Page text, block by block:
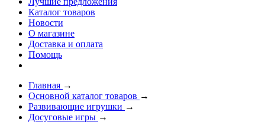
Каталог товаров
Новости
О магазине
Доставка и оплата
Помощь
Главная →
Основной каталог товаров →
Развивающие игрушки →
Досуговые игры →